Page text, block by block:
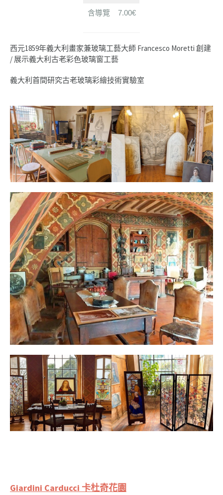
含導覽 7.00€
西元1859年義大利畫家兼玻璃工藝大師 Francesco Moretti 創建
/ 展示義大利古老彩色玻璃窗工藝
義大利首間研究古老玻璃彩繪技術實驗室
Giardini Carducci 卡杜奇花園